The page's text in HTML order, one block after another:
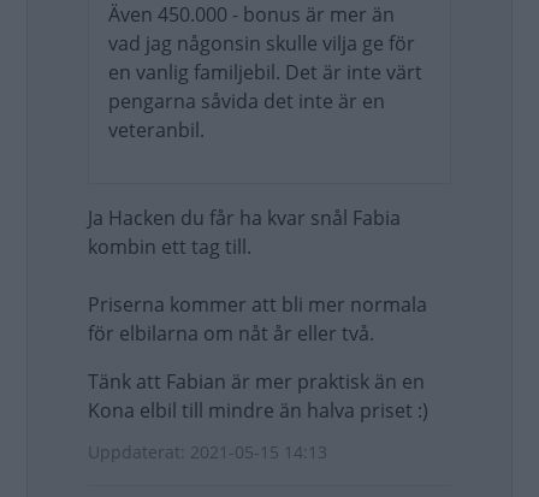
Även 450.000 - bonus är mer än
vad jag någonsin skulle vilja ge för
en vanlig familjebil. Det är inte värt
pengarna såvida det inte är en
veteranbil.
Ja Hacken du får ha kvar snål Fabia
kombin ett tag till.
Priserna kommer att bli mer normala
för elbilarna om nåt år eller två.
Tänk att Fabian är mer praktisk än en
Kona elbil till mindre än halva priset :)
Uppdaterat: 2021-05-15 14:13